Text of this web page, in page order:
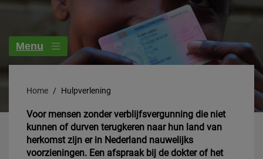
Menu
Home Hulpverlening
Voor mensen zonder verblijfsvergunning die niet
kunnen of durven terugkeren naar hun land van
herkomst zijn er in Nederland nauwelijks
voorzieningen. Een afspraak bij de dokter of het